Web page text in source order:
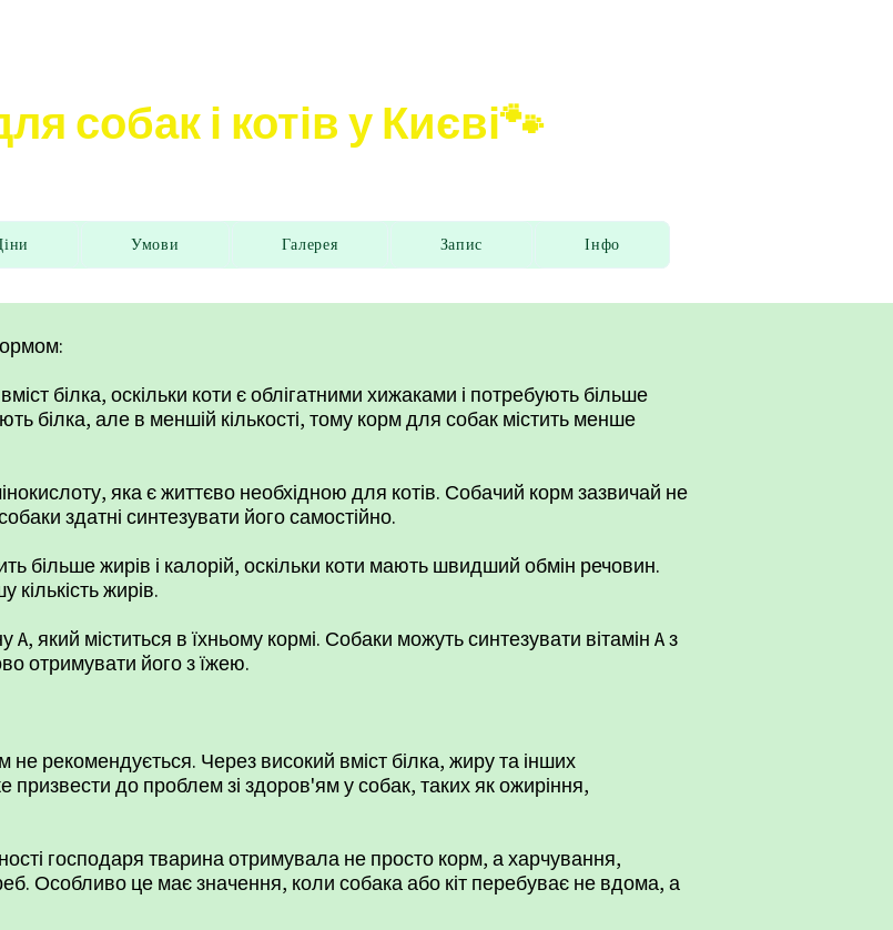
собак і котів у Києві🐾
Умови Галерея Запис Інфо
білка, оскільки коти є облігатними хижаками і потребують більше
білка, але в меншій кількості, тому корм для собак містить менше
яка є життєво необхідною для котів. Собачий корм зазвичай не
здатні синтезувати його самостійно.
більше жирів і калорій, оскільки коти мають швидший обмін речовин.
жирів.
A, який міститься в їхньому кормі. Собаки можуть синтезувати вітамін A з
отримувати його з їжею.
рекомендується. Через високий вміст білка, жиру та інших
призвести до проблем зі здоров'ям у собак, таких як ожиріння,
господаря тварина отримувала не просто корм, а харчування,
Особливо це має значення, коли собака або кіт перебуває не вдома, а